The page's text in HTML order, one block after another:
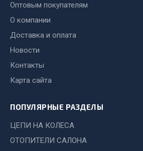
Ось передняя
Тормозная система
Электрооборудование
Весь раздел
Фильтры
Оптовым покупателям
О компании
Доставка и оплата
Новости
Контакты
Карта сайта
ПОПУЛЯРНЫЕ РАЗДЕЛЫ
ЦЕПИ НА КОЛЕСА
ОТОПИТЕЛИ САЛОНА